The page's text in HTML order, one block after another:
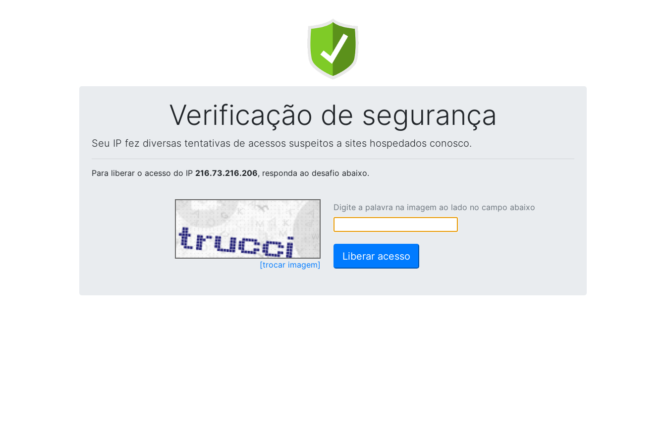
Verificação de segurança
Seu IP fez diversas tentativas de acessos suspeitos a sites hospedados conosco.
Para liberar o acesso do IP 216.73.216.206, responda ao desafio abaixo.
[trocar imagem]
Digite a palavra na imagem ao lado no campo abaixo